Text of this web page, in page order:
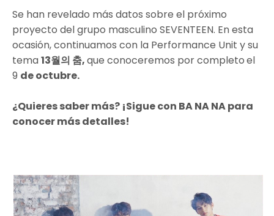
Se han revelado más datos sobre el próximo
proyecto del grupo masculino SEVENTEEN. En esta
ocasión, continuamos con la Performance Unit y su
tema13월의 춤,que conoceremos por completoel
9 de octubre.
¿Quieres saber más? ¡Sigue con BA NA NA para
conocer más detalles!